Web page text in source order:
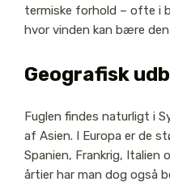
termiske forhold – ofte i
hvor vinden kan bære
Geografisk
Fuglen findes naturligt i
af Asien. I Europa er de
Spanien, Frankrig, Italien
årtier har man dog også